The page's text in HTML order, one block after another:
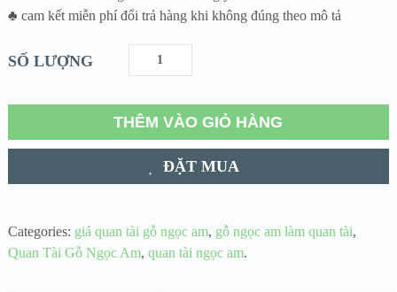
♣ cam kết miễn phí đổi trả hàng khi không đúng theo mô tả
SỐ LƯỢNG
THÊM VÀO GIỎ HÀNG
ĐẶT MUA
Categories: giá quan tài gỗ ngọc am, gỗ ngọc am làm quan tài,
Quan Tài Gỗ Ngọc Am, quan tài ngọc am.